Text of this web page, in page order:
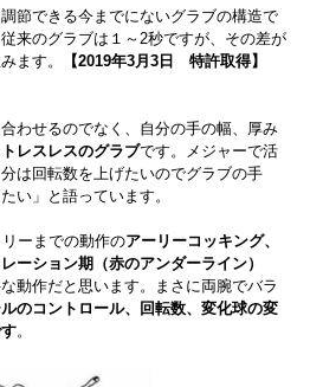
節できる今までにないグラブの構造で
来のグラブは１～2秒ですが、その差が
ます。
【2019年3月3日 特許取得】
わせるのでなく、自分の手の幅、厚み
レスレスのグラブです。メジャーで活
は回転数を上げたいのでグラブの手
い」と語っています。
ーまでの動作のアーリーコッキング、
ーション期（赤のアンダーライン）
動作だと思います。まさに両腕でバラ
のコントロール、回転数、変化球の変
。